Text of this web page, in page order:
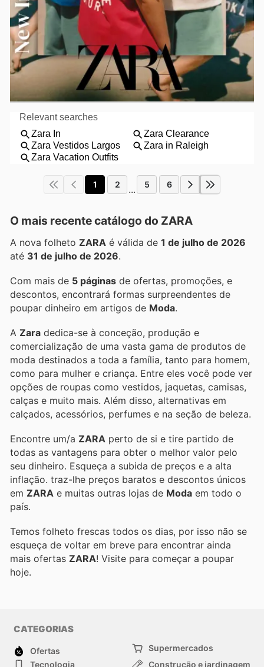
1 2 ... 5 6
O mais recente catálogo do ZARA
A nova folheto ZARA é válida de 1 de julho de 2026
até 31 de julho de 2026.
Com mais de 5 páginas de ofertas, promoções, e
descontos, encontrará formas surpreendentes de
poupar dinheiro em artigos de Moda.
A Zara dedica-se à conceção, produção e
comercialização de uma vasta gama de produtos de
moda destinados a toda a família, tanto para homem,
como para mulher e criança. Entre eles você pode ver
opções de roupas como vestidos, jaquetas, camisas,
calças e muito mais. Além disso, alternativas em
calçados, acessórios, perfumes e na seção de beleza.
Encontre um/a ZARA perto de si e tire partido de
todas as vantagens para obter o melhor valor pelo
seu dinheiro. Esqueça a subida de preços e a alta
inflação. traz-lhe preços baratos e descontos únicos
em ZARA e muitas outras lojas de Moda em todo o
país.
Temos folheto frescas todos os dias, por isso não se
esqueça de voltar em breve para encontrar ainda
mais ofertas ZARA ! Visite para começar a poupar
hoje.
CATEGORIAS
Ofertas
Supermercados
Tecnologia
Construção e jardinagem